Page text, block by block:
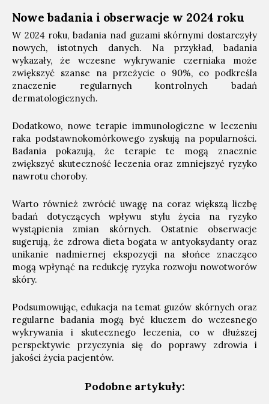
Nowe badania i obserwacje w 2024 roku
W 2024 roku, badania nad guzami skórnymi dostarczyły
nowych, istotnych danych. Na przykład, badania
wykazały, że wczesne wykrywanie czerniaka może
zwiększyć szanse na przeżycie o 90%, co podkreśla
znaczenie regularnych kontrolnych badań
dermatologicznych.
Dodatkowo, nowe terapie immunologiczne w leczeniu
raka podstawnokomórkowego zyskują na popularności.
Badania pokazują, że terapie te mogą znacznie
zwiększyć skuteczność leczenia oraz zmniejszyć ryzyko
nawrotu choroby.
Warto również zwrócić uwagę na coraz większą liczbę
badań dotyczących wpływu stylu życia na ryzyko
wystąpienia zmian skórnych. Ostatnie obserwacje
sugerują, że zdrowa dieta bogata w antyoksydanty oraz
unikanie nadmiernej ekspozycji na słońce znacząco
mogą wpłynąć na redukcję ryzyka rozwoju nowotworów
skóry.
Podsumowując, edukacja na temat guzów skórnych oraz
regularne badania mogą być kluczem do wczesnego
wykrywania i skutecznego leczenia, co w dłuższej
perspektywie przyczynia się do poprawy zdrowia i
jakości życia pacjentów.
Podobne artykuły: